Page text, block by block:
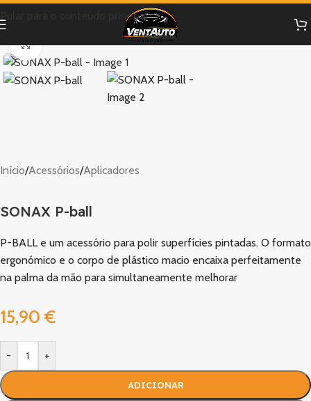
Pular para o conteúdo principal
Clique para ampliar
Início/Acessórios/Aplicadores
SONAX P-ball
P-BALL e um acessório para polir superfícies pintadas. O formato
ergonómico e o corpo de plástico macio encaixa perfeitamente
na palma da mão para simultaneamente melhorar
15,90 €
- +
ADICIONAR